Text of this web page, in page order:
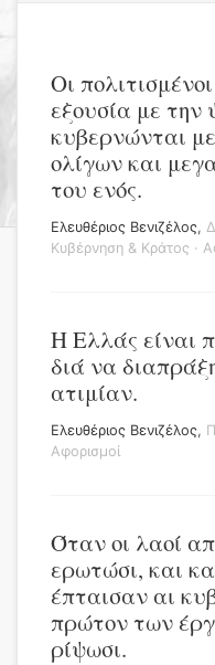
Οι
εξουσία με
κυβερνώνται
ολίγων και
του ενός.
Ελευθέριος Βενιζέλος,
Κυβέρνηση & Κράτος ·
Η Ελλάς είναι
διά να
ατιμίαν.
Ελευθέριος Βενιζέλος,
Αφορισμοί
Όταν οι λαοί
ερωτώσι, και
έπταισαν αι
πρώτον των
ρίψωσι.